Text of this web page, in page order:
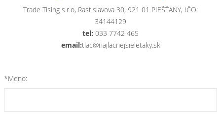
Trade Tising s.r.o, Rastislavova 30, 921 01 PIEŠŤANY, IČO:
34144129
tel: 033 7742 465
email:tlac@najlacnejsieletaky.sk
*Meno: